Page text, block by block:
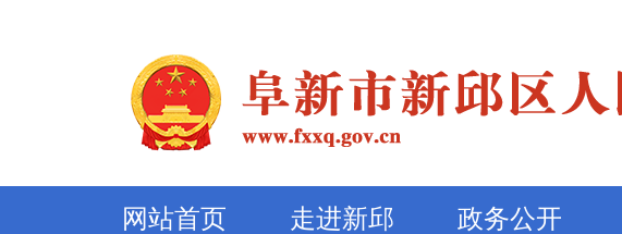
网站首页 走进新邱 政务公开